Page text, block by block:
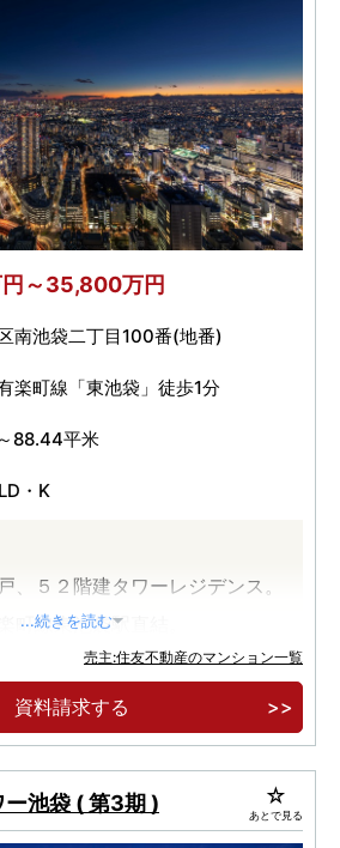
～35,800万円
南池袋二丁目100番(地番)
楽町線「東池袋」徒歩1分
88.44平米
・K
、５２階建タワーレジデンス。
町線東池袋駅直結。
駅徒歩9分。
...続きを読む
売主:住友不動産のマンション一覧
資料請求する
池袋 ( 第3期 ) あとで見る